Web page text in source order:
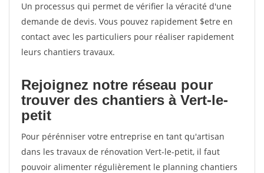
Un processus qui permet de vérifier la véracité d'une
demande de devis. Vous pouvez rapidement $etre en
contact avec les particuliers pour réaliser rapidement
leurs chantiers travaux.
Rejoignez notre réseau pour
trouver des chantiers à Vert-le-
petit
Pour pérénniser votre entreprise en tant qu'artisan
dans les travaux de rénovation Vert-le-petit, il faut
pouvoir alimenter régulièrement le planning chantiers